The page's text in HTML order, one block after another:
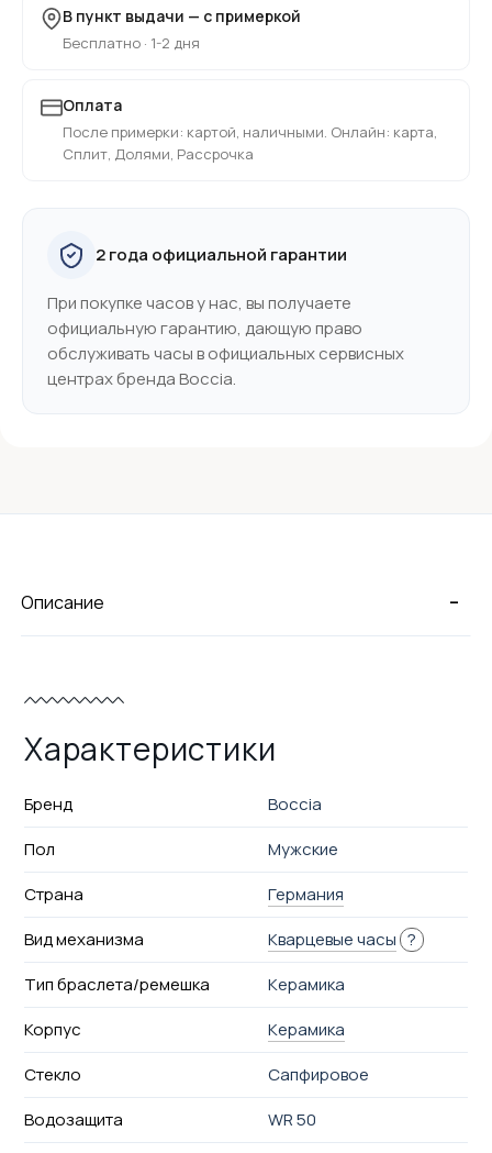
В пункт выдачи — с примеркой
Бесплатно · 1-2 дня
Оплата
После примерки: картой, наличными. Онлайн: карта,
Сплит, Долями, Рассрочка
2 года официальной гарантии
При покупке часов у нас, вы получаете
официальную гарантию, дающую право
обслуживать часы в официальных сервисных
центрах бренда Boccia.
-
Описание
Характеристики
Бренд
Boccia
Пол
Мужские
Страна
Германия
Вид механизма
Кварцевые часы ?
Тип браслета/ремешка
Керамика
Корпус
Керамика
Стекло
Сапфировое
Водозащита
WR 50